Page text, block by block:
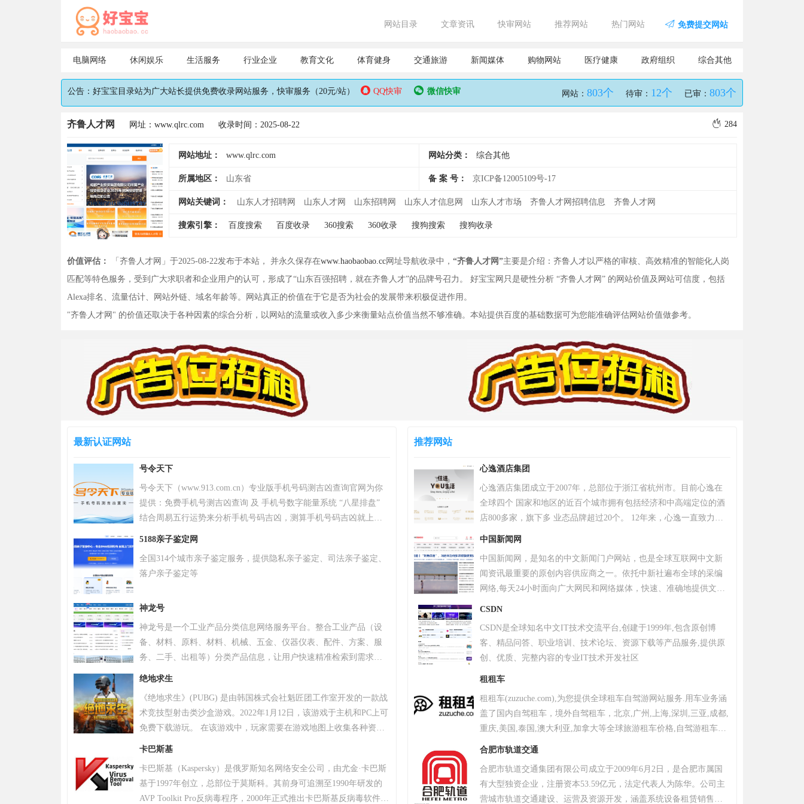
网站目录 文章资讯 快审网站 推荐网站 热门网站 免费提交网站
电脑网络 休闲娱乐 生活服务 行业企业 教育文化 体育健身 交通旅游 新闻媒体 购物网站 医疗健康 政府组织 综合其他
公告：好宝宝目录站为广大站长提供免费收录网站服务，快审服务（20元/站） QQ快审 微信快审 网站： 803个 待审： 12个 已审： 803个
齐鲁人才网 网址：www.qlrc.com 收录时间：2025-08-22 284
网站地址： www.qlrc.com 网站分类： 综合其他
所属地区： 山东省 备 案 号： 京ICP备12005109号-17
网站关键词： 山东人才招聘网 山东人才网 山东招聘网 山东人才信息网 山东人才市场 齐鲁人才网招聘信息 齐鲁人才网
搜索引擎： 百度搜索 百度收录 360搜索 360收录 搜狗搜索 搜狗收录
价值评估： 「齐鲁人才网」于2025-08-22发布于本站， 并永久保存在www.haobaobao.cc网址导航收录中， “齐鲁人才网”主要是介绍：齐鲁人才以严格的审核、高效精准的智能化人岗
匹配等特色服务，受到广大求职者和企业用户的认可，形成了“山东百强招聘，就在齐鲁人才”的品牌号召力。 好宝宝网只是硬性分析 “齐鲁人才网” 的网站价值及网站可信度，包括
Alexa排名、流量估计、网站外链、域名年龄等。网站真正的价值在于它是否为社会的发展带来积极促进作用。
"齐鲁人才网" 的价值还取决于各种因素的综合分析，以网站的流量或收入多少来衡量站点价值当然不够准确。本站提供百度的基础数据可为您能准确评估网站价值做参考。
最新认证网站
号令天下
号令天下（www.913.com.cn）专业版手机号码测吉凶查询官网为你
提供：免费手机号测吉凶查询 及 手机号数字能量系统 “八星排盘”
结合周易五行运势来分析手机号码吉凶，测算手机号码吉凶就上号
令天下官网手机号码测吉凶查询系统，专业最新版、超准，靠谱！
5188亲子鉴定网
全国314个城市亲子鉴定服务，提供隐私亲子鉴定、司法亲子鉴定、
落户亲子鉴定等
神龙号
神龙号是一个工业产品分类信息网络服务平台。整合工业产品（设
备、材料、原料、材料、机械、五金、仪器仪表、配件、方案、服
务、二手、出租等）分类产品信息，让用户快速精准检索到需求产
品信息。同时设有产品排行 榜单、产品品牌、品牌排行、行业专
式宣传企业产品或服务，获得更多商机。
绝地求生
《绝地求生》(PUBG) 是由韩国株式会社魁匠团工作室开发的一款战
术竞技型射击类沙盒游戏。2022年1月12日，该游戏于主机和PC上可
免费下载游玩。 在该游戏中，玩家需要在游戏地图上收集各种资
源，并在不断缩小的安全区域内对抗其他玩家，让自己生存到最后
奖，且打破了7项吉尼斯纪录。 2018年8月9日，《绝地求生》官方宣
布，将开启“百日行动”，进行持续数月的自查运动，为玩家提供一个
卡巴斯基
卡巴斯基（Kaspersky）是俄罗斯知名网络安全公司，由尤金·卡巴斯
基于1997年创立，总部位于莫斯科。其前身可追溯至1990年研发的
AVP Toolkit Pro反病毒程序，2000年正式推出卡巴斯基反病毒软件。
推荐网站
心逸酒店集团
心逸酒店集团成立于2007年，总部位于浙江省杭州市。目前心逸在
全球四个 国家和地区的近百个城市拥有包括经济和中高端定位的酒
店800多家，旗下多 业态品牌超过20个。 12年来，心逸一直致力于
打造广受年轻消费者喜爱的时尚酒店，目前全渠道 会员数近4000
中国新闻网
中国新闻网，是知名的中文新闻门户网站，也是全球互联网中文新
闻资讯最重要的原创内容供应商之一。依托中新社遍布全球的采编
网络,每天24小时面向广大网民和网络媒体，快速、准确地提供文
量转载。
CSDN
CSDN是全球知名中文IT技术交流平台,创建于1999年,包含原创博
客、精品问答、职业培训、技术论坛、资源下载等产品服务,提供原
创、优质、完整内容的专业IT技术开发社区
租租车
租租车(zuzuche.com),为您提供全球租车自驾游网站服务.用车业务涵
盖了国内自驾租车，境外自驾租车，北京,广州,上海,深圳,三亚,成都,
重庆,美国,泰国,澳大利亚,加拿大等全球旅游租车价格,自驾游租车攻
略,租车自驾网站,国内/境外租车注意事项等服务,境外租车哪个公司
合肥市轨道交通
合肥市轨道交通集团有限公司成立于2009年6月2日，是合肥市属国
有大型独资企业，注册资本53.59亿元，法定代表人为陈华。公司主
营城市轨道交通建设、运营及资源开发，涵盖系统设备租赁销售、